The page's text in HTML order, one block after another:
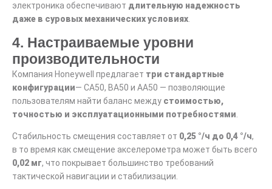
электроника обеспечивают длительную надежность
даже в суровых механических условиях
4. Настраиваемые уровни
производительности
Компания Honeywell предлагает три стандартные
конфигурации— CA50, BA50 и AA50 — позволяющие
пользователям найти баланс между стоимостью,
точностью и эксплуатационными потребностями
Стабильность смещения составляет от 0,25 °/ч до 0,4 °/ч,
в то время как смещение акселерометра может быть всего
0,02 мг, что покрывает большинство требований
тактической навигации и стабилизации.